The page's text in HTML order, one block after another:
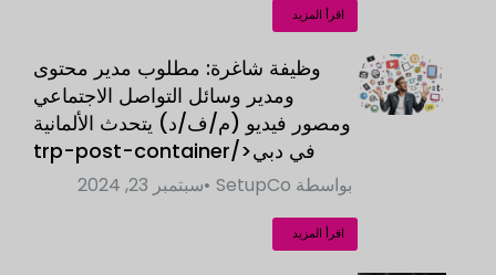
اقرأ المزيد
وظيفة شاغرة: مطلوب مدير محتوى
ومدير وسائل التواصل الاجتماعي
ومصور فيديو (م/ف/د) يتحدث الألمانية
في دبي</trp-post-container
بواسطة SetupCo سبتمبر 23, 2024
اقرأ المزيد